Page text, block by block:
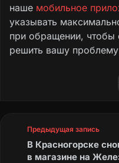
наше мобильное
указывать
при обращении, чтобы
решить вашу
Предыдущая запись
В Красногорске
в магазине на